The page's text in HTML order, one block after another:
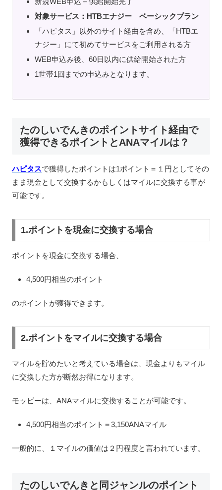
対象サービス：HTBエナジー ベーシックプラン
「ハピタス」以外のサイト経由を含め、「HTBエ
ナジー」にて初めてサービスをご利用される方
WEB申込み後、60日以内に供給開始された方
1世帯1回までの申込みとなります。
たのしいでんきのポイントサイト経由で
獲得できるポイントとANAマイルは？
ハピタスで獲得したポイントは1ポイント＝１円としてその
まま現金として交換するかもしくはマイルに交換する事が
可能です。
1.ポイントを現金に交換する場合
ポイントを現金に交換する場合、
4,500円相当のポイント
のポイントが獲得できます。
2.ポイントをマイルに交換する場合
マイルを貯めたいと考えている場合は、現金よりもマイル
に交換した方が断然お得になります。
モッピーは、ANAマイルに交換することが可能です。
4,500円相当のポイント ＝3,150ANAマイル
一般的に、１マイルの価値は２円程度と言われています。
たのしいでんきと同ジャンルのポイント